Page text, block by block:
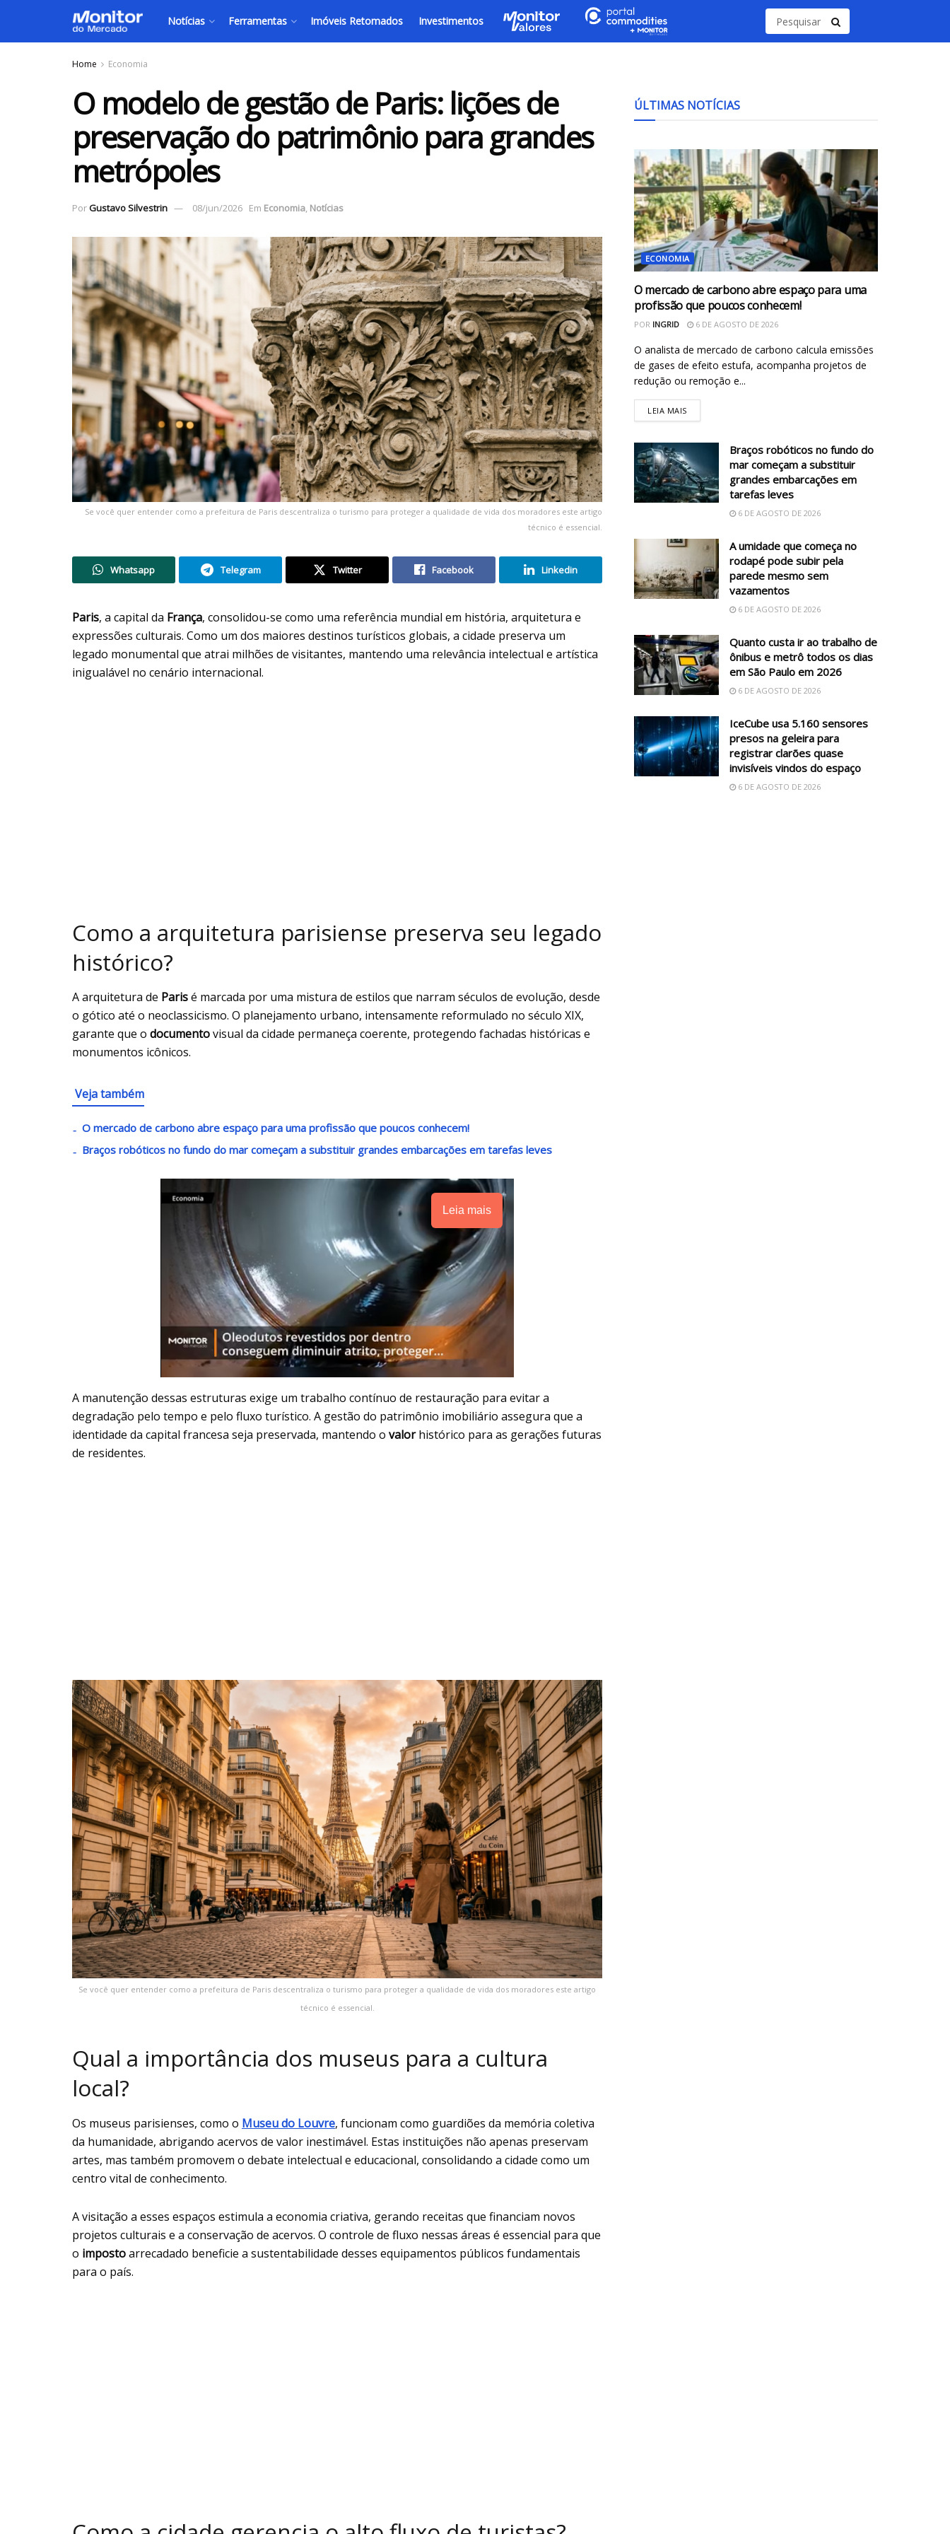
Notícias Ferramentas Imóveis Retomados Investimentos
Home Economia
O modelo de gestão de Paris: lições de
preservação do patrimônio para grandes
metrópoles
PorGustavo Silvestrin 08/jun/2026 Em Economia, Notícias
Se você quer entender como a prefeitura de Paris descentraliza o turismo para proteger a qualidade de vida dos moradores este artigo
técnico é essencial.
Whatsapp Telegram Twitter Facebook Linkedin
Paris, a capital da França, consolidou-se como uma referência mundial em história, arquitetura e
expressões culturais. Como um dos maiores destinos turísticos globais, a cidade preserva um
legado monumental que atrai milhões de visitantes, mantendo uma relevância intelectual e artística
inigualável no cenário internacional.
Como a arquitetura parisiense preserva seu legado
histórico?
A arquitetura de Parisé marcada por uma mistura de estilos que narram séculos de evolução, desde
o gótico até o neoclassicismo. O planejamento urbano, intensamente reformulado no século XIX,
garante que o documentovisual da cidade permaneça coerente, protegendo fachadas históricas e
monumentos icônicos.
Veja também
O mercado de carbono abre espaço para uma profissão que poucos conhecem!
Braços robóticos no fundo do mar começam a substituir grandes embarcações em tarefas leves
Leia mais
A manutenção dessas estruturas exige um trabalho contínuo de restauração para evitar a
degradação pelo tempo e pelo fluxo turístico. A gestão do patrimônio imobiliário assegura que a
identidade da capital francesa seja preservada, mantendo o valorhistórico para as gerações futuras
de residentes.
Se você quer entender como a prefeitura de Paris descentraliza o turismo para proteger a qualidade de vida dos moradores este artigo
técnico é essencial.
Qual a importância dos museus para a cultura
local?
Os museus parisienses, como o Museu do Louvre, funcionam como guardiões da memória coletiva
da humanidade, abrigando acervos de valor inestimável. Estas instituições não apenas preservam
artes, mas também promovem o debate intelectual e educacional, consolidando a cidade como um
centro vital de conhecimento.
A visitação a esses espaços estimula a economia criativa, gerando receitas que financiam novos
projetos culturais e a conservação de acervos. O controle de fluxo nessas áreas é essencial para que
o impostoarrecadado beneficie a sustentabilidade desses equipamentos públicos fundamentais
para o país.
ÚLTIMAS NOTÍCIAS
ECONOMIA
O mercado de carbono abre espaço para uma
profissão que poucos conhecem!
POR INGRID 6 DE AGOSTO DE 2026
O analista de mercado de carbono calcula emissões
de gases de efeito estufa, acompanha projetos de
redução ou remoção e...
LEIA MAIS
Braços robóticos no fundo do
mar começam a substituir
grandes embarcações em
tarefas leves
6 DE AGOSTO DE 2026
A umidade que começa no
rodapé pode subir pela
parede mesmo sem
vazamentos
6 DE AGOSTO DE 2026
Quanto custa ir ao trabalho de
ônibus e metrô todos os dias
em São Paulo em 2026
6 DE AGOSTO DE 2026
IceCube usa 5.160 sensores
presos na geleira para
registrar clarões quase
invisíveis vindos do espaço
6 DE AGOSTO DE 2026